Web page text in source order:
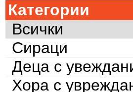
Категории
Всички
Сираци
Деца с
Хора с